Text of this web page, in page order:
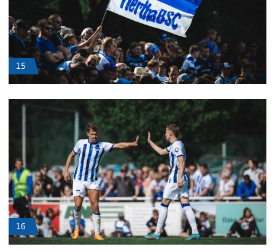
15
16